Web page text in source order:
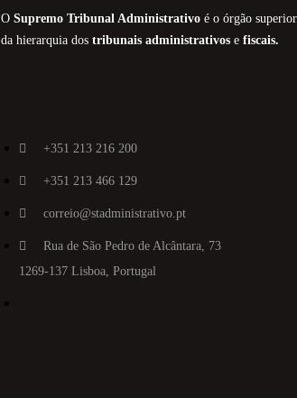
O Supremo Tribunal Administrativo é o órgão superior
da hierarquia dos tribunais administrativos e fiscais.
+351 213 216 200
+351 213 466 129
correio@stadministrativo.pt
Rua de São Pedro de Alcântara, 73
1269-137 Lisboa, Portugal